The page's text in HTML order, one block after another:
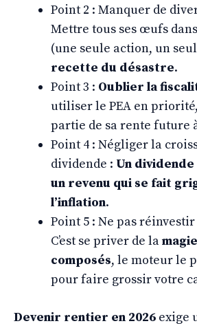
Point 2 : Manquer de
Mettre tous ses œufs
(une seule action, un
recette du désastre.
Point 3 : Oublier la
utiliser le PEA en
partie de sa rente future
Point 4 : Négliger la
dividende : Un
un revenu qui se fait
l’inflation.
Point 5 : Ne pas
C’est se priver de la
composés, le moteur le
pour faire grossir votre
Devenir rentier en 2026 exige